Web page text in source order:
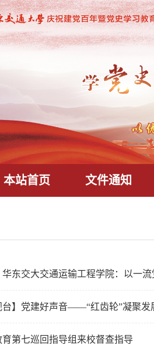
本站首页 文件通知
华东交大交通运输工程学院：以一
台】党建好声音——“红齿轮”凝聚发
第七巡回指导组来校督查指导